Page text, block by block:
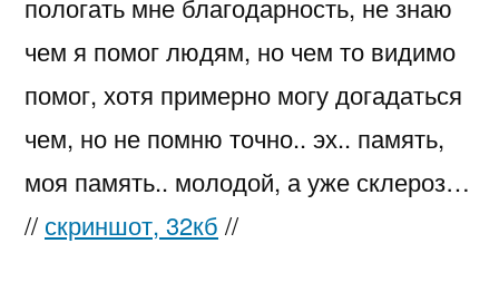
чем я помог людям, но чем то видимо
помог, хотя примерно могу догадаться
чем, но не помню точно.. эх.. память,
моя память.. молодой, а уже склероз…
// скриншот, 32кб //